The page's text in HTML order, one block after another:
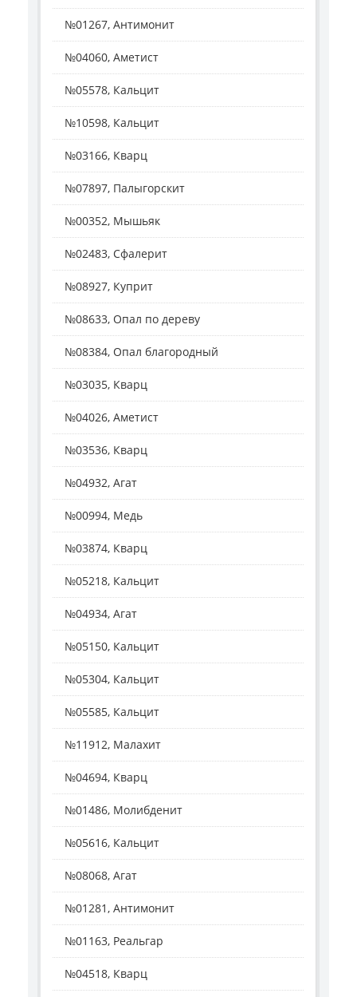
№01267, Антимонит
№04060, Аметист
№05578, Кальцит
№10598, Кальцит
№03166, Кварц
№07897, Палыгорскит
№00352, Мышьяк
№02483, Сфалерит
№08927, Куприт
№08633, Опал по дереву
№08384, Опал благородный
№03035, Кварц
№04026, Аметист
№03536, Кварц
№04932, Агат
№00994, Медь
№03874, Кварц
№05218, Кальцит
№04934, Агат
№05150, Кальцит
№05304, Кальцит
№05585, Кальцит
№11912, Малахит
№04694, Кварц
№01486, Молибденит
№05616, Кальцит
№08068, Агат
№01281, Антимонит
№01163, Реальгар
№04518, Кварц